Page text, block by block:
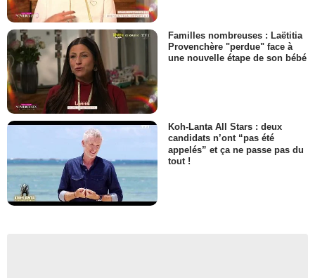
Familles nombreuses : Laëtitia
Provenchère "perdue" face à
une nouvelle étape de son bébé
Koh-Lanta All Stars : deux
candidats n’ont “pas été
appelés” et ça ne passe pas du
tout !